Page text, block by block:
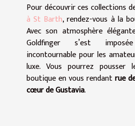
Pour découvrir ces collections
à St Barth, rendez-vous à la
Avec son atmosphère
Goldfinger s’est
incontournable pour les
luxe. Vous pourrez
boutique en vous rendantrue
cœur de Gustavia.